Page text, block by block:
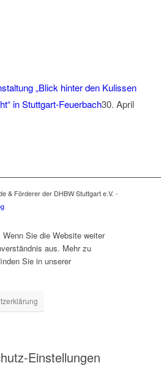
„Blick hinter den Kulissen
in Stuttgart-Feuerbach30. April
& Förderer der DHBW Stuttgart e.V. -
Sie die Website weiter
aus. Mehr zu
Sie in unserer
Einstellungen